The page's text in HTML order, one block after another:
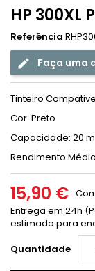
HP 300XL
Referência
Faça uma
Tinteiro
Cor: Preto
Capacidade: 20
Rendimento
15,90 €
Entrega em 24h
estimado para
Quantidade